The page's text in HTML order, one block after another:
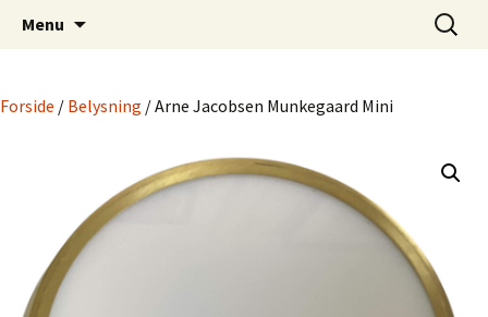
Retro-Shoppen.DK
Dansk Design fra 1940 til 1980
Menu
Søg
efter:
Forside / Belysning / Arne Jacobsen Munkegaard Mini